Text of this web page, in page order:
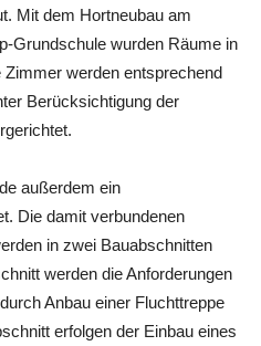
Mit dem Hortneubau am
Grundschule wurden Räume in
Zimmer werden entsprechend
Berücksichtigung der
außerdem ein
Die damit verbundenen
in zwei Bauabschnitten
werden die Anforderungen
Anbau einer Fluchttreppe
erfolgen der Einbau eines